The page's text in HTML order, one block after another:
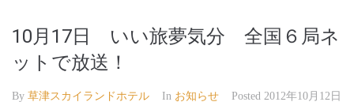
10月17日 いい旅夢気分 全国６局ネ
ットで放送！
By 草津スカイランドホテル In お知らせ Posted 2012年10月12日